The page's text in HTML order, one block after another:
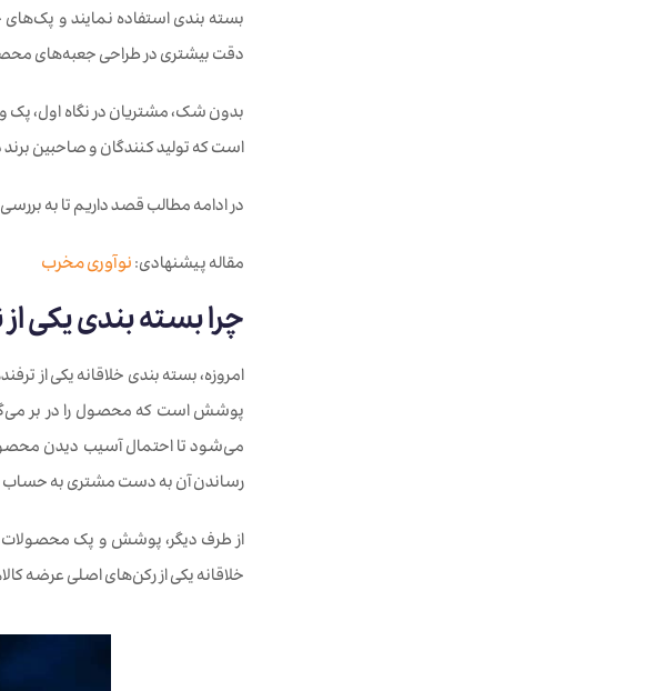
بسته بندی استفاده نمایند و
دقت بیشتری در طراحی جعبه‌های
بدون شک، مشتریان در نگاه اول، پک
است که تولید کنندگان و صاحبین برند
در ادامه مطالب قصد داریم تا به
مقاله پیشنهادی:نوآوری مخرب
چرا بسته بندی یکی
امروزه، بسته بندی خلاقانه یکی از
پوشش است که محصول را در بر
می‌شود تا احتمال آسیب دیدن
رساندن آن به دست مشتری به حساب
از طرف دیگر، پوشش و پک محصولات
خلاقانه یکی از رکن‌های اصلی عرضه